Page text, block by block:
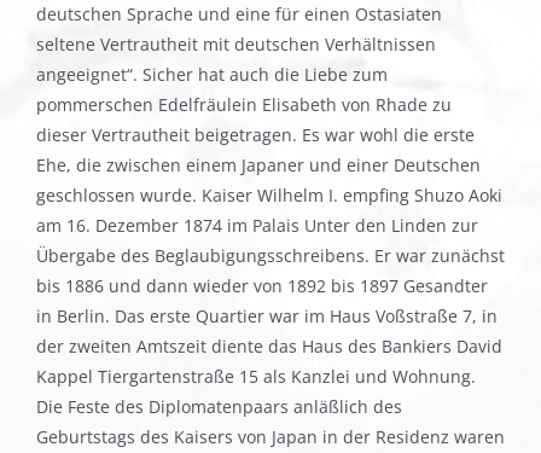
deutschen Sprache und eine für einen Ostasiaten
seltene Vertrautheit mit deutschen Verhältnissen
angeeignet“. Sicher hat auch die Liebe zum
pommerschen Edelfräulein Elisabeth von Rhade zu
dieser Vertrautheit beigetragen. Es war wohl die erste
Ehe, die zwischen einem Japaner und einer Deutschen
geschlossen wurde. Kaiser Wilhelm I. empfing Shuzo Aoki
am 16. Dezember 1874 im Palais Unter den Linden zur
Übergabe des Beglaubigungsschreibens. Er war zunächst
bis 1886 und dann wieder von 1892 bis 1897 Gesandter
in Berlin. Das erste Quartier war im Haus Voßstraße 7, in
der zweiten Amtszeit diente das Haus des Bankiers David
Kappel Tiergartenstraße 15 als Kanzlei und Wohnung.
Die Feste des Diplomatenpaars anläßlich des
Geburtstags des Kaisers von Japan in der Residenz waren